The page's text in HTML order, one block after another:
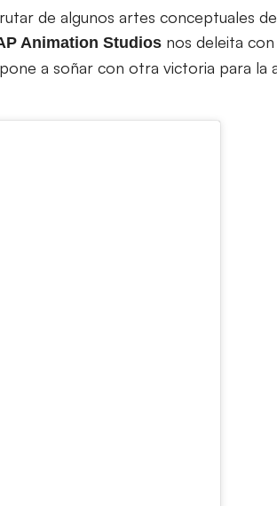
de algunos artes conceptuales
Animation Studios nos deleita
a soñar con otra victoria para la